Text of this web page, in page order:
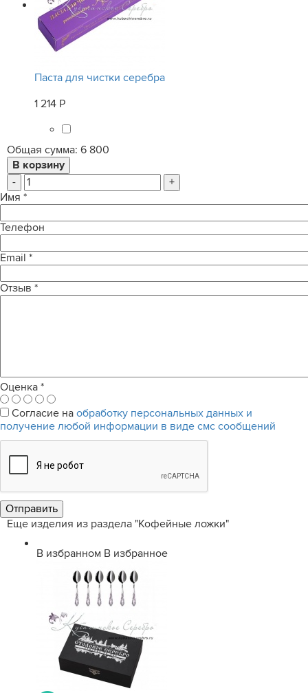
Паста для чистки серебра
1 214 Р
Общая сумма: 6 800
-
+
Имя *
Телефон
Email *
Отзыв *
Оценка *
Согласие на обработку персональных данных и
получение любой информации в виде смс сообщений
Еще изделия из раздела "Кофейные ложки"
В избранном В избранное